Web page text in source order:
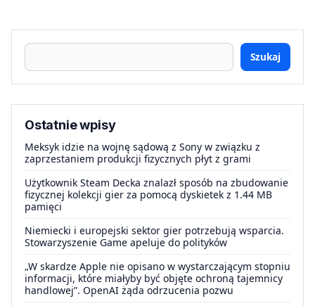
Szukaj
Ostatnie wpisy
Meksyk idzie na wojnę sądową z Sony w związku z
zaprzestaniem produkcji fizycznych płyt z grami
Użytkownik Steam Decka znalazł sposób na zbudowanie
fizycznej kolekcji gier za pomocą dyskietek z 1.44 MB
pamięci
Niemiecki i europejski sektor gier potrzebują wsparcia.
Stowarzyszenie Game apeluje do polityków
„W skardze Apple nie opisano w wystarczającym stopniu
informacji, które miałyby być objęte ochroną tajemnicy
handlowej”. OpenAI żąda odrzucenia pozwu